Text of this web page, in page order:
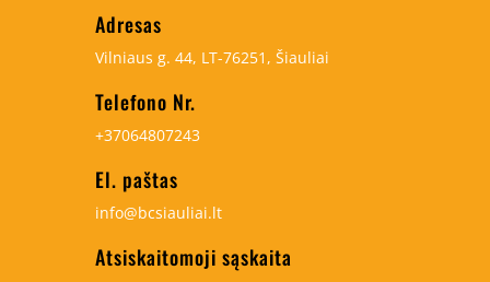
Adresas
Vilniaus g. 44, LT-76251, Šiauliai
Telefono Nr.
+37064807243
El. paštas
info@bcsiauliai.lt
Atsiskaitomoji sąskaita